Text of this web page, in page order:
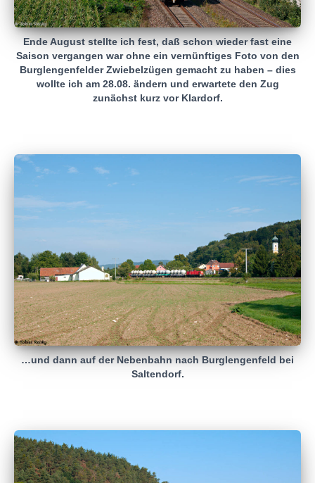
Ende August stellte ich fest, daß schon wieder fast eine
Saison vergangen war ohne ein vernünftiges Foto von den
Burglengenfelder Zwiebelzügen gemacht zu haben – dies
wollte ich am 28.08. ändern und erwartete den Zug
zunächst kurz vor Klardorf.
…und dann auf der Nebenbahn nach Burglengenfeld bei
Saltendorf.